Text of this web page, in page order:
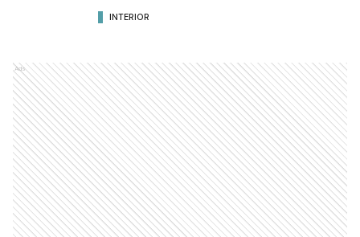
INTERIOR
Ads